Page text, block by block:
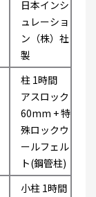
日本インシ
ュレーショ
ン（株）社
製
柱 1時間
アスロック
60mm + 特
殊ロックウ
ールフェル
ト(鋼管柱)
小柱 1時間